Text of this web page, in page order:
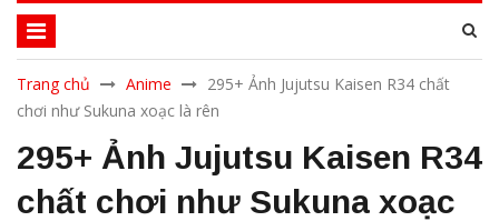
Trang chủ Anime
295+ Ảnh Jujutsu Kaisen R34 chất
chơi như Sukuna xoạc là rên
295+ Ảnh Jujutsu Kaisen R34
chất chơi như Sukuna xoạc